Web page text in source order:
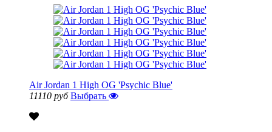
Air Jordan 1 High OG 'Psychic Blue'
11110 руб Выбрать